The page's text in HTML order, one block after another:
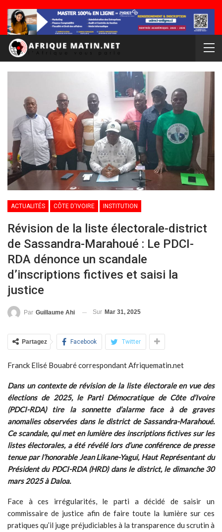
ACTUALITÉS CÔTE D'IVOIRE INSTITUTION
Révision de la liste électorale-district
de Sassandra-Marahoué : Le PDCI-
RDA dénonce un scandale
d’inscriptions fictives et saisi la
justice
Par Guillaume Ahi Sur Mar 31, 2025
Partagez Facebook Twitter
Franck Elisé Bouabré correspondant Afriquematin.net
Dans un contexte de révision de la liste électorale en vue des
élections de 2025, le Parti Démocratique de Côte d’Ivoire
(PDCI-RDA) tire la sonnette d’alarme face à de graves
anomalies observées dans le district de Sassandra-Marahoué.
Ce scandale, qui met en lumière des inscriptions fictives sur les
listes électorales, a été révélé lors d’une conférence de presse
tenue par l’honorable Jean Likane-Yagui, Haut Représentant du
Président du PDCI-RDA (HRD) dans le district, le dimanche 30
mars 2025 à Daloa.
Face à ces irrégularités, le parti a décidé de saisir un
commissaire de justice afin de faire toute la lumière sur ces
pratiques qu’il juge préjudiciables à la transparence du scrutin à